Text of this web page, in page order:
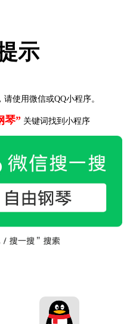
示
使用微信或QQ小程序。
琴” 关键词找到小程序